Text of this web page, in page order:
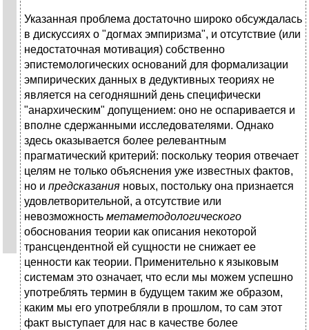
Указанная проблема достаточно широко обсуждалась
в дискуссиях о "догмах эмпиризма", и отсутствие (или
недостаточная мотивация) собственно
эпистемологических оснований для формализации
эмпирических данных в дедуктивных теориях не
является на сегодняшний день специфически
"анархическим" допущением: оно не оспаривается и
вполне сдержанными исследователями. Однако
здесь оказывается более релевантным
прагматический критерий: поскольку теория отвечает
целям не только объяснения уже известных фактов,
но и предсказания новых, постольку она признается
удовлетворительной, а отсутствие или
невозможность метаметодологического
обоснования теории как описания некоторой
трансцендентной ей сущности не снижает ее
ценности как теории. Применительно к языковым
системам это означает, что если мы можем успешно
употреблять термин в будущем таким же образом,
каким мы его употребляли в прошлом, то сам этот
факт выступает для нас в качестве более